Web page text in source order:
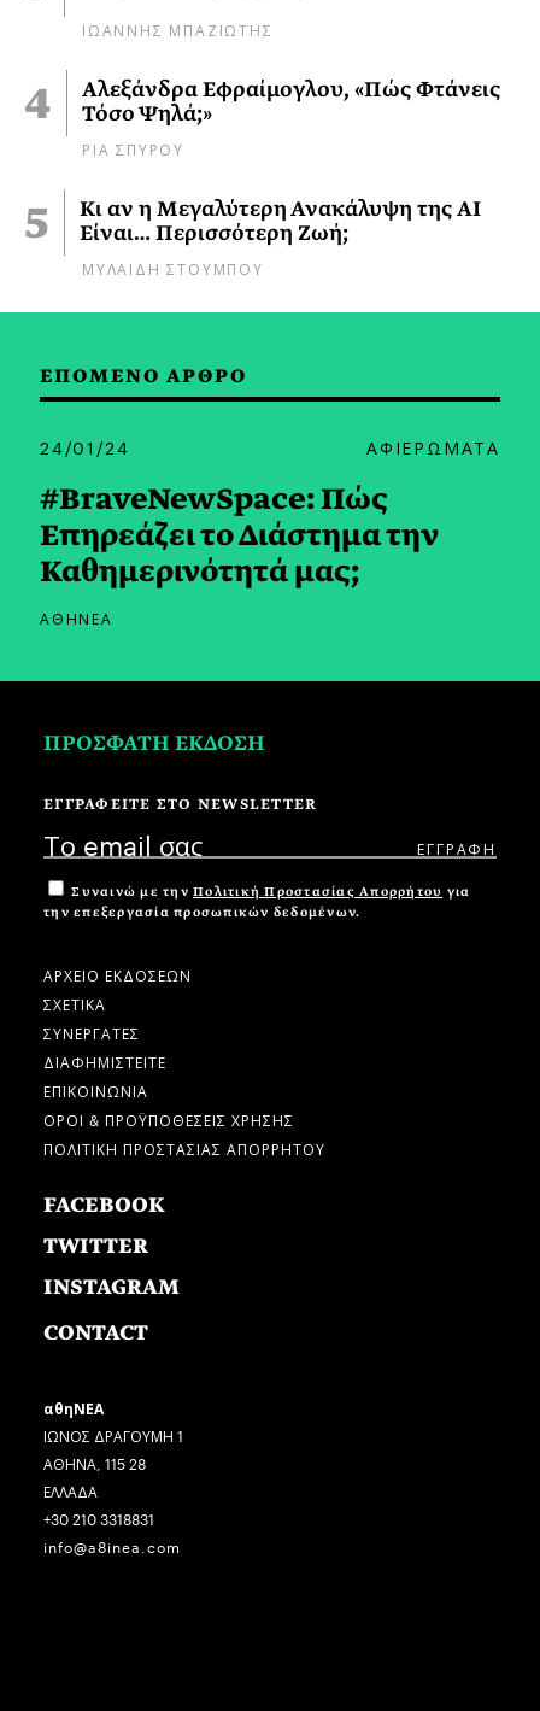
ΙΩΑΝΝΗΣ ΜΠΑΖΙΩΤΗΣ
Αλεξάνδρα Εφραίμογλου, «Πώς Φτάνεις
Τόσο Ψηλά;»
ΡΙΑ ΣΠΥΡΟΥ
Κι αν η Μεγαλύτερη Ανακάλυψη της AI
Είναι… Περισσότερη Ζωή;
ΜΥΛΑΙΔΗ ΣΤΟΥΜΠΟΥ
ΕΠΟΜΕΝΟ ΑΡΘΡΟ
24/01/24 ΑΦΙΕΡΩΜΑΤΑ
#BraveNewSpace: Πώς
Επηρεάζει το Διάστημα την
Καθημερινότητά μας;
ΑΘΗΝΕΑ
ΠΡΟΣΦΑΤΗ ΕΚΔΟΣΗ
ΕΓΓΡΑΦΕΙΤΕ ΣΤΟ NEWSLETTER
Συναινώ με την Πολιτική Προστασίας Απορρήτου για
την επεξεργασία προσωπικών δεδομένων.
ΑΡΧΕΙΟ ΕΚΔΟΣΕΩΝ
ΣΧΕΤΙΚΑ
ΣΥΝΕΡΓΑΤΕΣ
ΔΙΑΦΗΜΙΣΤΕΙΤΕ
ΕΠΙΚΟΙΝΩΝΙΑ
ΟΡΟΙ & ΠΡΟΫΠΟΘΕΣΕΙΣ ΧΡΗΣΗΣ
ΠΟΛΙΤΙΚΗ ΠΡΟΣΤΑΣΙΑΣ ΑΠΟΡΡΗΤΟΥ
FACEBOOK
TWITTER
INSTAGRAM
CONTACT
αθηΝΕΑ
ΙΩΝΟΣ ΔΡΑΓΟΥΜΗ 1
ΑΘΗΝΑ, 115 28
ΕΛΛΑΔΑ
+30 210 3318831
info@a8inea.com